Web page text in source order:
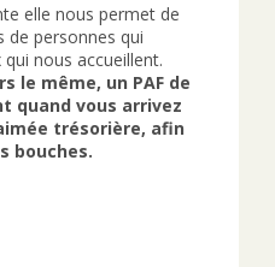
elle nous permet de
de personnes qui
nous accueillent.
le même, un PAF de
quand vous arrivez
trésorière, afin
bouches.